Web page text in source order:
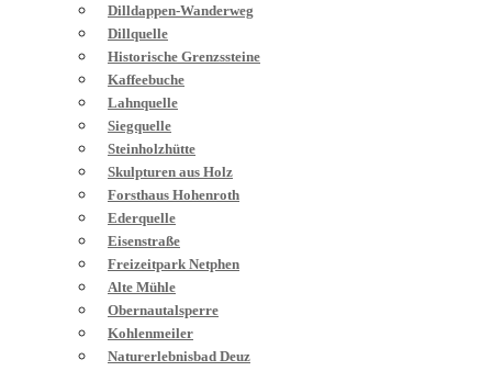
Dilldappen-Wanderweg
Dillquelle
Historische Grenzssteine
Kaffeebuche
Lahnquelle
Siegquelle
Steinholzhütte
Skulpturen aus Holz
Forsthaus Hohenroth
Ederquelle
Eisenstraße
Freizeitpark Netphen
Alte Mühle
Obernautalsperre
Kohlenmeiler
Naturerlebnisbad Deuz